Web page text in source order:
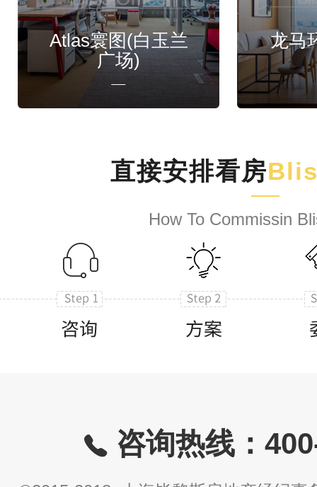
Atlas寰图(白玉兰
广场)
龙马
直接安排看房
How To Commissin
咨询热线：